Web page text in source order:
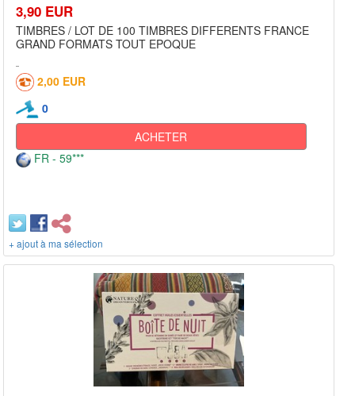
3,90 EUR
TIMBRES / LOT DE 100 TIMBRES DIFFERENTS FRANCE
GRAND FORMATS TOUT EPOQUE
2,00 EUR
0
ACHETER
FR - 59***
+ ajout à ma sélection